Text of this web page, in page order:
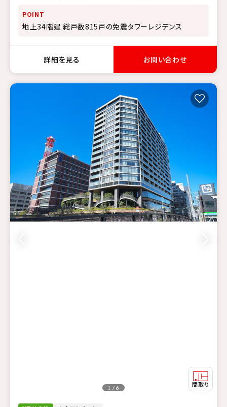
POINT
地上34階建 総戸数815戸の免震タワーレジデンス
詳細を見る お問い合わせ
1 / 6